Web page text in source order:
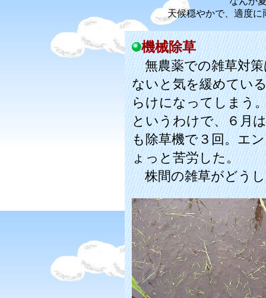
天候穏やかで、適度
機械除草
無農薬での雑草対策
ないと気を緩めてい
らけになってしまう
というわけで、６月
も除草機で３回。エ
ょっと苦労した。
株間の雑草がどうし